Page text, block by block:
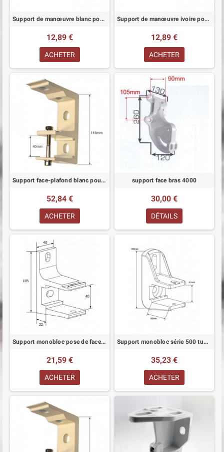
Support de manœuvre blanc pour store à enroulement
12,89 €
ACHETER
Support de manœuvre ivoire pour store à enroulement
12,89 €
ACHETER
Support face-plafond blanc pour store monobloc tube 40 mm
52,84 €
ACHETER
support face bras 4000
30,00 €
DÉTAILS
Support monobloc pose de face pour tube 40 mm
21,59 €
ACHETER
Support monobloc série 500 tube de 40 mm blanc pose de face
35,23 €
ACHETER